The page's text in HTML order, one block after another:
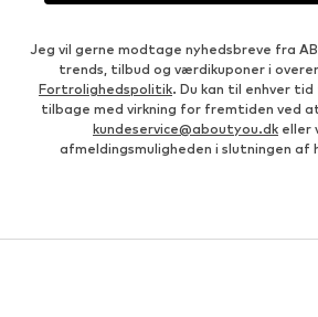
Jeg vil gerne modtage nyhedsbreve fra
trends, tilbud og værdikuponer i
Fortrolighedspolitik. Du kan til enhver
tilbage med virkning for fremtiden ved
kundeservice@aboutyou.dk eller
afmeldingsmuligheden i slutningen af